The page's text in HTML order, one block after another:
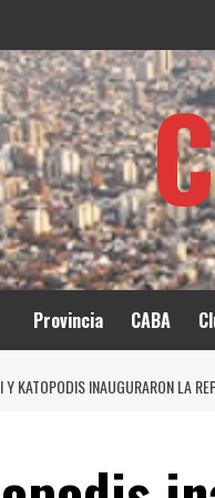
Provincia CABA
Y KATOPODIS INAUGURARON LA